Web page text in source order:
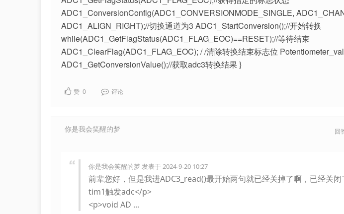
ADC1_ConversionConfig(ADC1_CONVERSIONMODE_SINGLE,
ADC1_ALIGN_RIGHT);//切换通道为3 ADC1_StartConversion();//开始转换
while(ADC1_GetFlagStatus(ADC1_FLAG_EOC)==RESET);//等待结束
ADC1_ClearFlag(ADC1_FLAG_EOC); / /清除转换结束标志位
ADC1_GetConversionValue();//获取adc3转换结果 }
赞 0 评论
你是我会笑醒的梦 回
你是我会笑醒的梦 发表于 2024-9-20 10:27
前辈您好，但是我进ADC3_read()最开始两句就已经关掉了啊，已经关闭
tim1触发adc</p>
<p>void AD ...